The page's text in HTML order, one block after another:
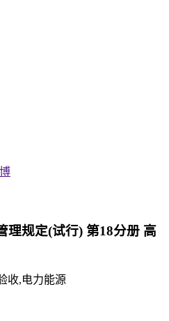
理规定(试行) 第18分册 高